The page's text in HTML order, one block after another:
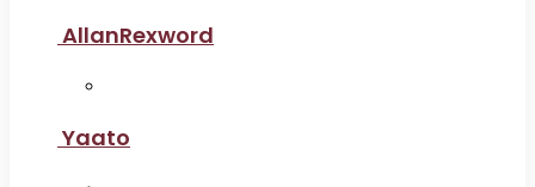
AllanRexword
Yaato